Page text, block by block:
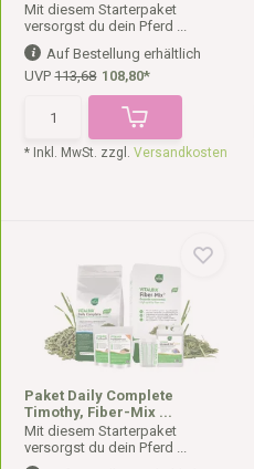
Mit diesem Starterpaket
versorgst du dein Pferd ...
Auf Bestellung erhältlich
UVP113,68 108,80*
* Inkl. MwSt. zzgl.Versandkosten
Paket Daily Complete
Timothy, Fiber-Mix ...
Mit diesem Starterpaket
versorgst du dein Pferd ...